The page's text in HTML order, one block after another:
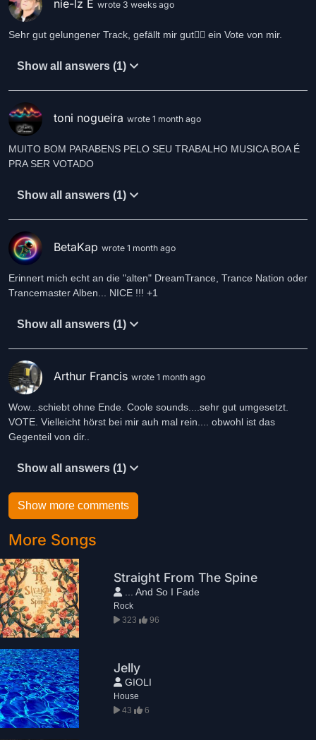
nie-lz E wrote 3 weeks ago
Sehr gut gelungener Track, gefällt mir gut👍🏻 ein Vote von mir.
Show all answers (1)
toni nogueira wrote 1 month ago
MUITO BOM PARABENS PELO SEU TRABALHO MUSICA BOA É
Show all answers (1)
BetaKap wrote 1 month ago
Erinnert mich echt an die "alten" DreamTrance, Trance Nation oder
Trancemaster Alben... NICE !!! +1
Show all answers (1)
Arthur Francis wrote 1 month ago
Wow...schiebt ohne Ende. Coole sounds....sehr gut umgesetzt.
VOTE. Vielleicht hörst bei mir auh mal rein.... obwohl ist das
Gegenteil von dir..
Show all answers (1)
Show more comments
More Songs
Straight From The Spine
... And So I Fade
Rock
323
96
Jelly
GIOLI
House
43
6